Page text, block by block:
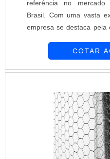
referência no
Brasil. Com uma vasta
empresa se destaca pela
galvanizada.A tela
que são soldados entre
resistente e durável.
processo que consiste
uma camada de zinco,
resistência à corrosão e
COTAR